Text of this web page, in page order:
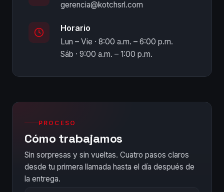
gerencia@kotchsrl.com
Horario
Lun – Vie · 8:00 a.m. – 6:00 p.m.
Sáb · 9:00 a.m. – 1:00 p.m.
PROCESO
Cómo trabajamos
Sin sorpresas y sin vueltas. Cuatro pasos claros
desde tu primera llamada hasta el día después de
la entrega.